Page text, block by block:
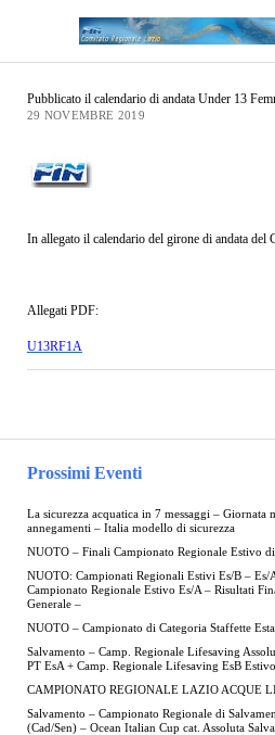
Prossimi Eventi
La sicurezza acquatica in 7 messaggi – Giornata
annegamenti – Italia modello di sicurezza
NUOTO – Finali Campionato Regionale Estivo
NUOTO: Campionati Regionali Estivi Es/B – Es/
Campionato Regionale Estivo Es/A – Risultati
Generale –
NUOTO – Campionato di Categoria Staffette
Salvamento – Camp. Regionale Lifesaving
PT EsA + Camp. Regionale Lifesaving EsB
CAMPIONATO REGIONALE LAZIO ACQUE
Salvamento – Campionato Regionale di
(Cad/Sen) – Ocean Italian Cup cat. Assoluta
Pubblicato il calendario di andata Under 13
29 NOVEMBRE 2019
In allegato il calendario del girone di andata del
Allegati PDF:
U13RF1A